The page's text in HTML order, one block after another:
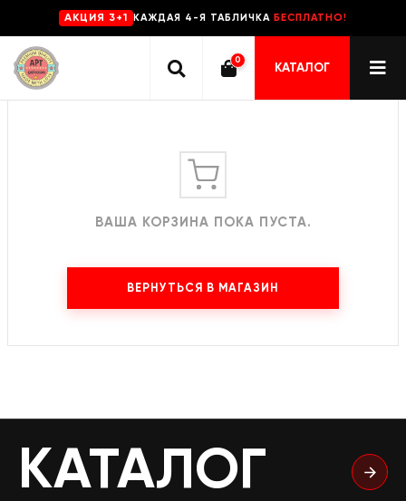
AKЦИЯ 3+1 КАЖДАЯ 4-Я ТАБЛИЧКА БЕСПЛАТНО!
0
КАТАЛОГ
Корзина
ВАША КОРЗИНА ПОКА ПУСТА.
ВЕРНУТЬСЯ В МАГАЗИН
КАТАЛОГ